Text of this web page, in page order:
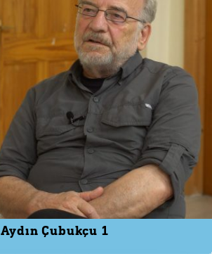
Aydın Çubukçu 1